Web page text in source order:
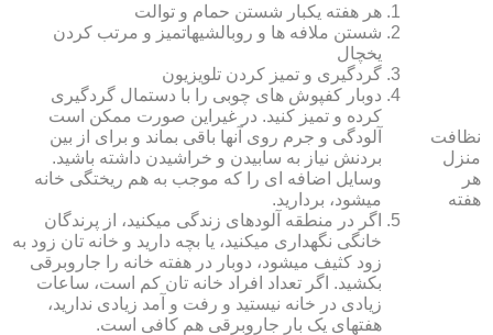
نظافت
منزل
هر
هفته
هر هفته یکبار شستن حمام و توالت
شستن ملافه‏ ها و روبالشی‎هاتمیز و مرتب کردن
یخچال
گردگیری و تمیز کردن تلویزیون
دوبار کفپوش‏ های چوبی را با دستمال گردگیری
کرده و تمیز کنید. در غیراین صورت ممکن است
آلودگی و جرم روی آنها باقی بماند و برای از بین
بردنش نیاز به سابیدن و خراشیدن داشته باشید.
وسایل اضافه ای را که موجب به هم ریختگی خانه
می‏شود، بردارید.
اگر در منطقه آلوده‏ای زندگی می‏کنید، از پرندگان
خانگی نگهداری می‏کنید، یا بچه دارید و خانه‏ تان زود به
زود کثیف می‏شود، دوبار در هفته خانه را جاروبرقی
بکشید. اگر تعداد افراد خانه ‏تان کم است، ساعات
زیادی در خانه نیستید و رفت و آمد زیادی ندارید،
هفته‏ای یک بار جاروبرقی هم کافی است.